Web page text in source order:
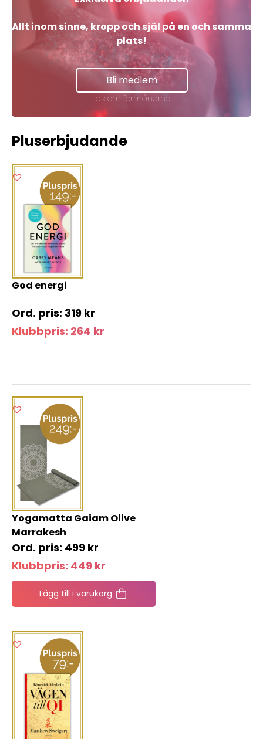
Allt inom sinne, kropp och själ på en och samma
plats!
Bli medlem
Läs om förmånerna
Pluserbjudande
God energi
319 kr
Klubbpris: 264 kr
Yogamatta Gaiam Olive
Marrakesh
499 kr
Klubbpris: 449 kr
Lägg till i varukorg
Skicka